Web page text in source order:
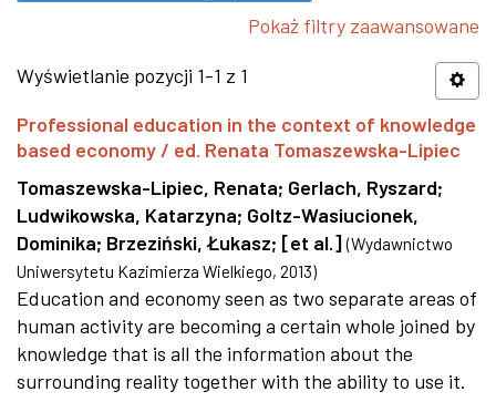
Pokaż filtry zaawansowane
Wyświetlanie pozycji 1-1 z 1
Professional education in the context of knowledge
based economy / ed. Renata Tomaszewska-Lipiec
Tomaszewska-Lipiec, Renata; Gerlach, Ryszard;
Ludwikowska, Katarzyna; Goltz-Wasiucionek,
Dominika; Brzeziński, Łukasz; [et al.] (Wydawnictwo
Uniwersytetu Kazimierza Wielkiego, 2013)
Education and economy seen as two separate areas of
human activity are becoming a certain whole joined by
knowledge that is all the information about the
surrounding reality together with the ability to use it.